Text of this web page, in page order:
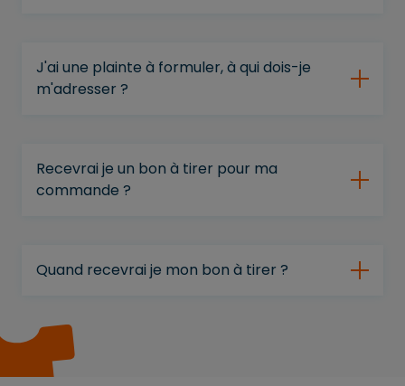
J'ai une plainte à formuler, à qui dois-je
m'adresser ?
Recevrai je un bon à tirer pour ma
commande ?
Quand recevrai je mon bon à tirer ?